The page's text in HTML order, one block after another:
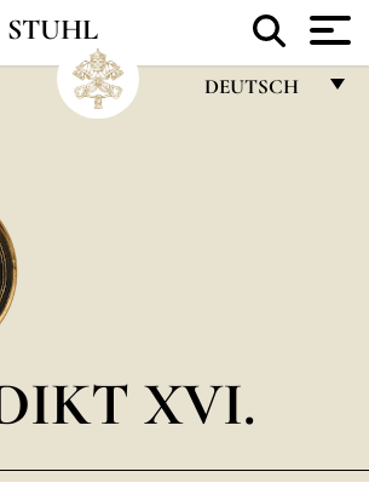
DEUTSCH
POLSKI
العربيّة
XVI.